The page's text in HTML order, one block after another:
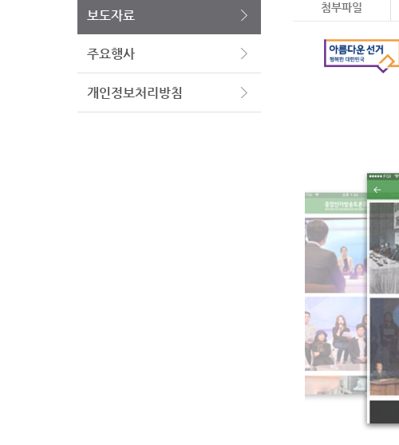
보도자료
주요행사
개인정보처리방침
첨부파일